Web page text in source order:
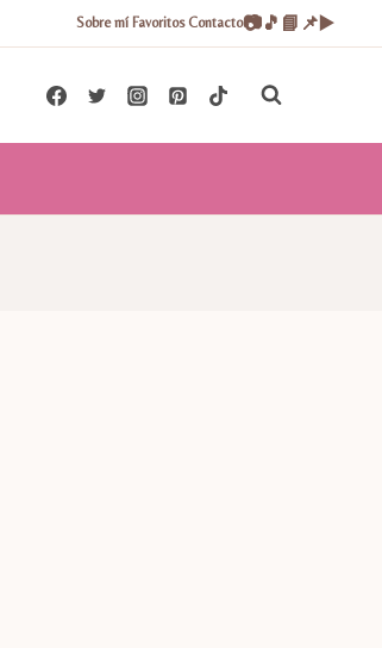
Sobre mí Favoritos Contacto📷🎵 📘 📌▶️